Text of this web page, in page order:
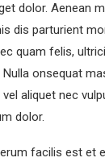
dolor. Aenean
dis parturient
quam felis,
onsequat
aliquet nec
dolor.
facilis est et